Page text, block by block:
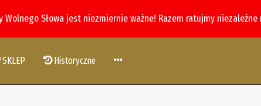
Słowa jest niezmiernie ważne! Razem ratujmy
SKLEP Historyczne